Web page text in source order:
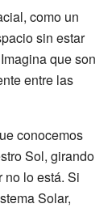
como un
sin estar
que son
entre las
conocemos
Sol, girando
no lo está. Si
Solar,